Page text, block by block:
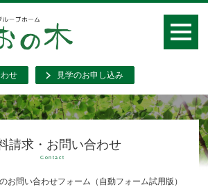
せ 見学のお申し込み
請求・お問い合わせ
Contact
お問い合わせフォーム（自動フォーム試用版）